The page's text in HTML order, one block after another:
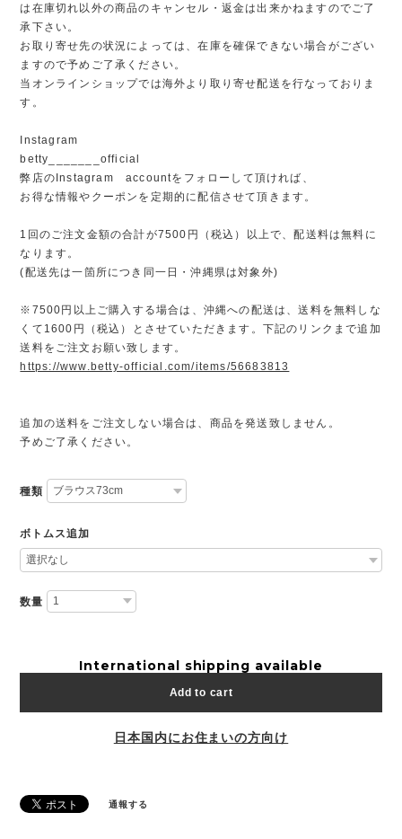
は在庫切れ以外の商品のキャンセル・返金は出来かねますのでご了
承下さい。
お取り寄せ先の状況によっては、在庫を確保できない場合がござい
ますので予めご了承ください。
当オンラインショップでは海外より取り寄せ配送を行なっておりま
す。
Instagram
betty_______official
弊店のInstagram accountをフォローして頂ければ、
お得な情報やクーポンを定期的に配信させて頂きます。
1回のご注文金額の合計が7500円（税込）以上で、配送料は無料に
なります。
(配送先は一箇所につき同一日・沖縄県は対象外)
※7500円以上ご購入する場合は、沖縄への配送は、送料を無料しな
くて1600円（税込）とさせていただきます。下記のリンクまで追加
送料をご注文お願い致します。
https://www.betty-official.com/items/56683813
追加の送料をご注文しない場合は、商品を発送致しません。
予めご了承ください。
種類
ボトムス追加
数量
International shipping available
Add to cart
日本国内にお住まいの方向け
通報する